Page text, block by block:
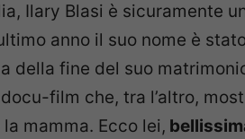
Ilary Blasi è sicuramente
anno il suo nome è
della fine del suo
film che, tra l’altro,
mamma. Ecco lei,